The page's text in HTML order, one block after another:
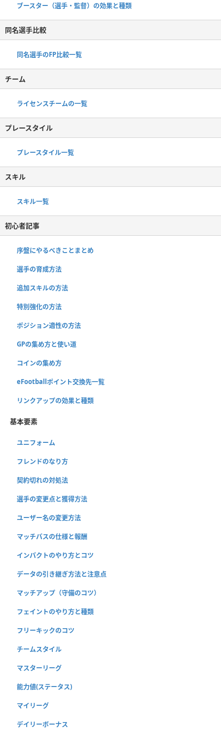
ブースター（選手・監督）の効果と種類
同名選手比較
同名選手のFP比較一覧
チーム
ライセンスチームの一覧
プレースタイル
プレースタイル一覧
スキル
スキル一覧
初心者記事
序盤にやるべきことまとめ
選手の育成方法
追加スキルの方法
特別強化の方法
ポジション適性の方法
GPの集め方と使い道
コインの集め方
eFootballポイント交換先一覧
リンクアップの効果と種類
基本要素
ユニフォーム
フレンドのなり方
契約切れの対処法
選手の変更点と獲得方法
ユーザー名の変更方法
マッチパスの仕様と報酬
インパクトのやり方とコツ
データの引き継ぎ方法と注意点
マッチアップ（守備のコツ）
フェイントのやり方と種類
フリーキックのコツ
チームスタイル
マスターリーグ
能力値(ステータス)
マイリーグ
デイリーボーナス